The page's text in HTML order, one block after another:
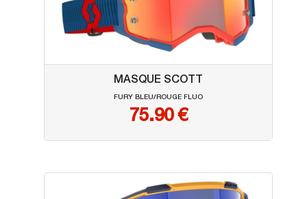
MASQUE SCOTT
FURY BLEU/ROUGE FLUO
75.90€